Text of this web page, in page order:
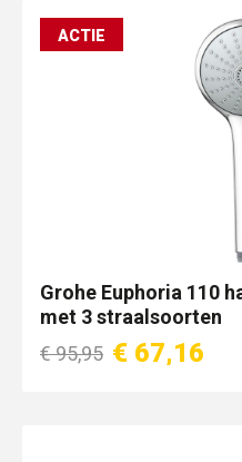
ACTIE
Grohe Euphoria 110
met 3 straalsoorten
€ 95,95 € 67,16